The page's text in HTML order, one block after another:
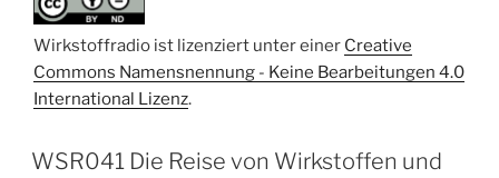
Wirkstoffradio ist lizenziert unter einer Creative
Commons Namensnennung - Keine Bearbeitungen 4.0
International Lizenz.
WSR041 Die Reise von Wirkstoffen und